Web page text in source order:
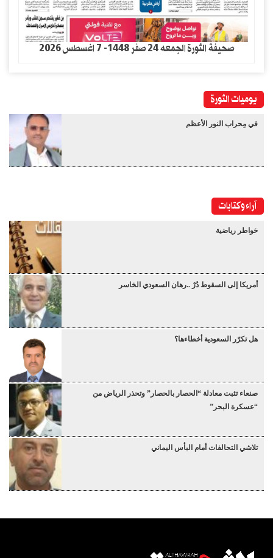
صحيفة الثورة الجمعه 24 صفر 1448- 7 اغسطس 2026
يوميات الثورة
في مِحراب النور الأعظم
آراء وكتابات
خواطر رياضية
أمريكا إلى السقوط دُرْ ..رهان السعودي الخاسر
هل تكرّر السعودية أخطاءها؟
صنعاء تثبت معادلة “الحصار بالحصار” وتحذر الرياض من
“عسكرة البحر”
تلاشي التحالفات أمام البأس اليماني